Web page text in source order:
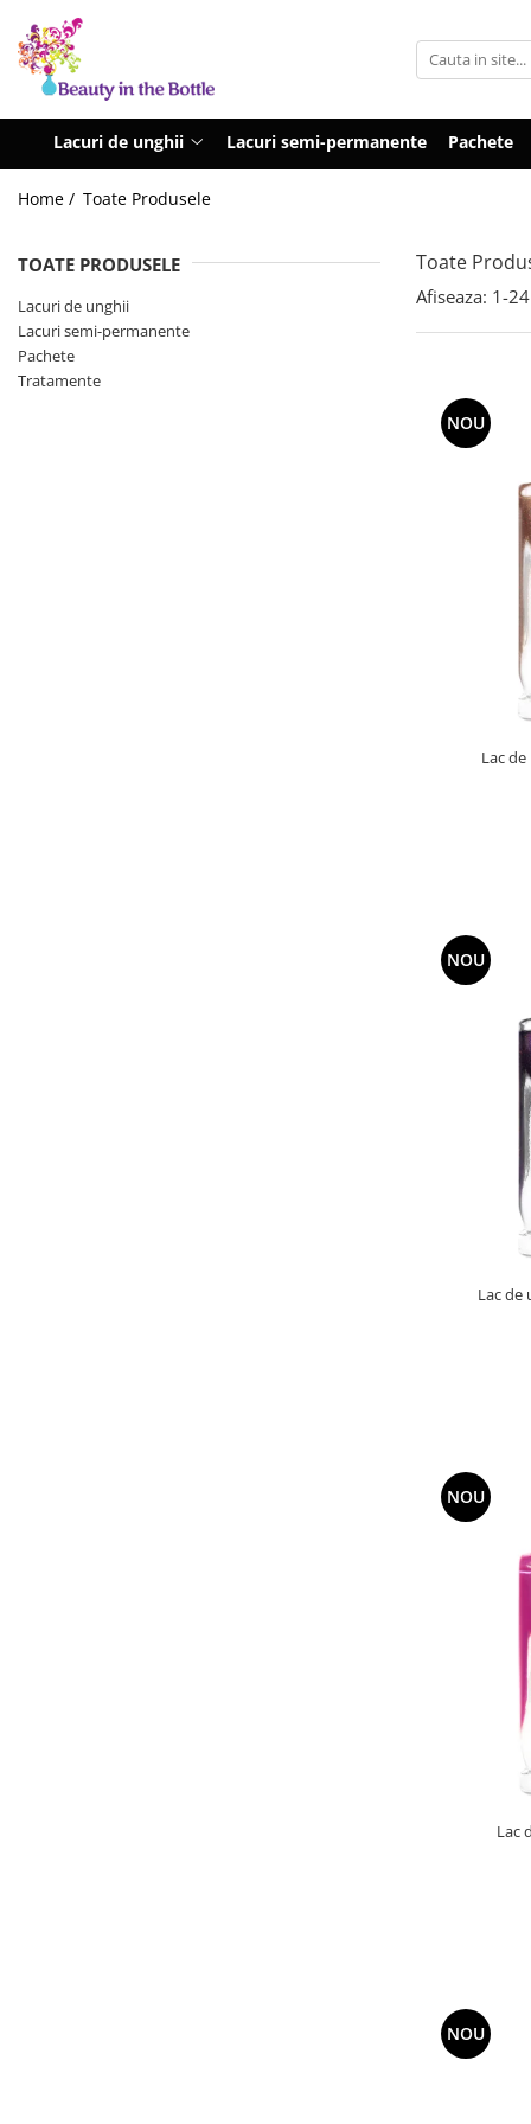
Lacuri de unghii
ILNP
Zoya
MoYou
Cadillacquer
Cirque
Cuticula
Tratamente
Top Coat
Ingrijire
Lacuri de unghii Lacuri semi-permanente Pachete
Home / Toate Produsele
Toate
TOATE PRODUSELE
Lacuri de unghii
Lacuri semi-permanente
Pachete
Tratamente
Afiseaza: 1-24
NOU
Lac
NOU
Lac de
NOU
Lac
NOU